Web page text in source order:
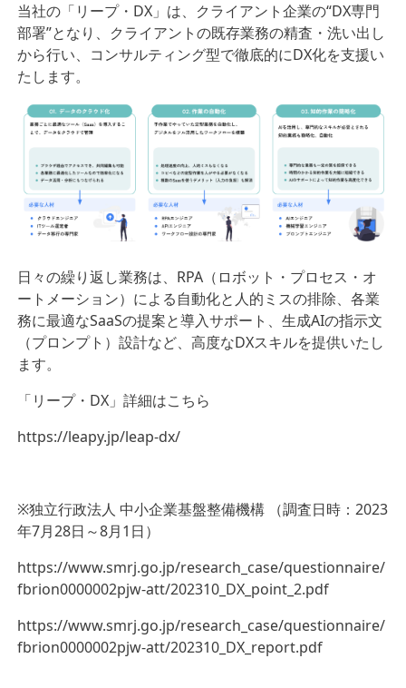
当社の「リープ・DX」は、クライアント企業の“DX専門
部署”となり、クライアントの既存業務の精査・洗い出し
から行い、コンサルティング型で徹底的にDX化を支援い
たします。
日々の繰り返し業務は、RPA（ロボット・プロセス・オ
ートメーション）による自動化と人的ミスの排除、各業
務に最適なSaaSの提案と導入サポート、生成AIの指示文
（プロンプト）設計など、高度なDXスキルを提供いたし
ます。
「リープ・DX」詳細はこちら
https://leapy.jp/leap-dx/
※独立行政法人 中小企業基盤整備機構 （調査日時：2023
年7月28日～8月1日）
https://www.smrj.go.jp/research_case/questionnaire/
fbrion0000002pjw-att/202310_DX_point_2.pdf
https://www.smrj.go.jp/research_case/questionnaire/
fbrion0000002pjw-att/202310_DX_report.pdf